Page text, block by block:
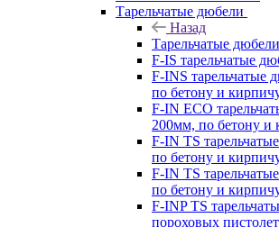
Тарельчатые дюбели
Назад
Тарельчатые дюбели
F-IS тарельчатые
F-INS тарельчатые
по бетону и
F-IN ECO
200мм, по бетону и
F-IN TS
по бетону и
F-IN TS
по бетону и
F-INP TS
пороховых